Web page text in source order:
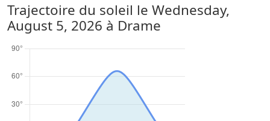
Trajectoire du soleil le Wednesday,
August 5, 2026 à Drame